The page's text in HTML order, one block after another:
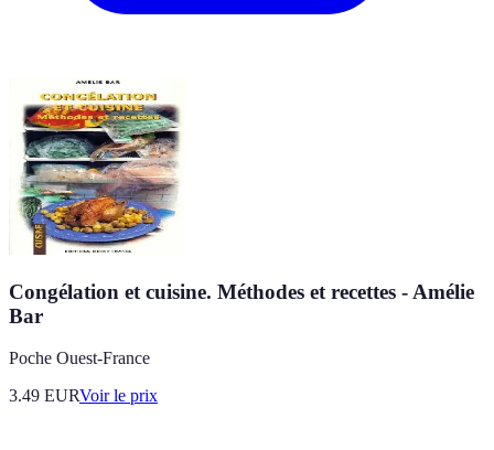
Congélation et cuisine. Méthodes et recettes - Amélie
Bar
Poche Ouest-France
3.49 EURVoir le prix